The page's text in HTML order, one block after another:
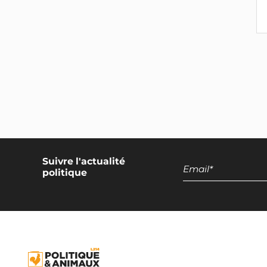
Réduction de moitié du nombre
d'animaux terrestres tués dans
Réduction de moitié du nombre
Moratoire européen sur les
Suivre l'actualité
politique